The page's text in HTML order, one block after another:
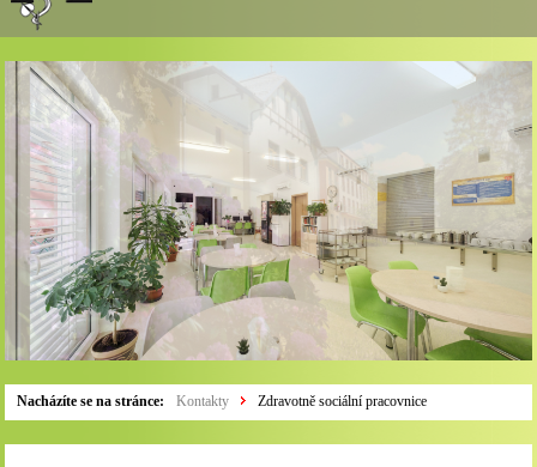
Nacházíte se na stránce: Kontakty Zdravotně sociální pracovnice